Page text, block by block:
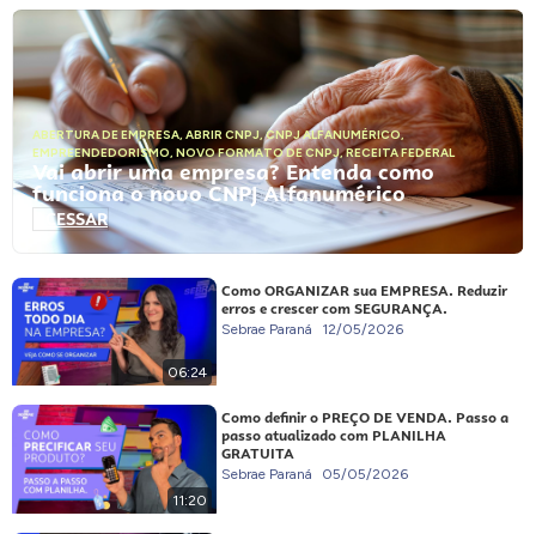
ABERTURA DE EMPRESA, ABRIR CNPJ,CNPJ ALFANUMÉRICO,
EMPREENDEDORISMO, NOVO FORMATO DE CNPJ,RECEITA FEDERAL
Vai abrir uma empresa? Entenda como
funciona o novo CNPJ Alfanumérico
ACESSAR
06:24
Como ORGANIZAR sua EMPRESA. Reduzir
erros e crescer com SEGURANÇA.
Sebrae Paraná 12/05/2026
11:20
Como definir o PREÇO DE VENDA. Passo a
passo atualizado com PLANILHA
GRATUITA
Sebrae Paraná 05/05/2026